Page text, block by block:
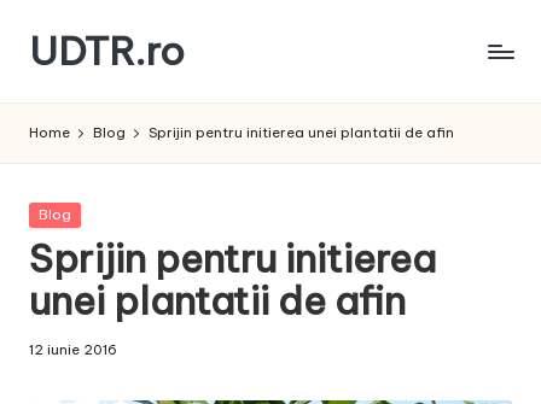
Skip
content
UDTR.ro
te
Home Blog Sprijin pentru initierea unei plantatii de afin
Posted
Blog
Sprijin pentru initierea
unei plantatii de afin
12 iunie 2016